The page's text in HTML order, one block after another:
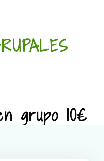
grupo 10€